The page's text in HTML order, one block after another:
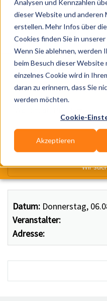
Analysen und Kennzahlen
dieser Website und anderen
erstellen. Mehr Infos über
Cookies finden Sie in
Wenn Sie ablehnen, werden
beim Besuch dieser Website
einzelnes Cookie wird in
daran zu erinnern, dass Sie
werden möchten.
Cookie-
Akzeptieren
Datum: Donnerstag,
Veranstalter:
Adresse:
Wir